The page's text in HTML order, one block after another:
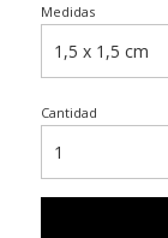
Medidas
Cantidad